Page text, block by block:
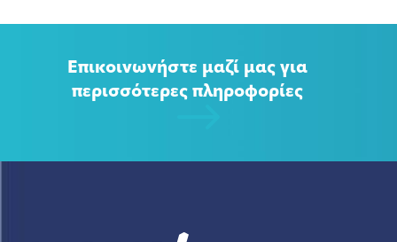
Επικοινωνήστε μαζί μας για
περισσότερες πληροφορίες